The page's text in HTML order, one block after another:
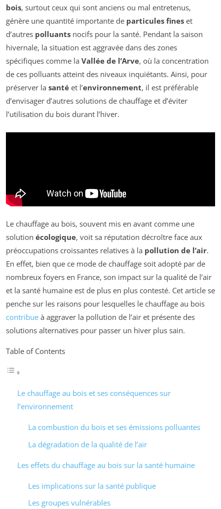
bois, surtout ceux qui sont anciens ou mal entretenus,
génère une quantité importante de particules fines et
d’autres polluants nocifs pour la santé. Pendant la saison
hivernale, la situation est aggravée dans des zones
spécifiques comme la Vallée de l’Arve, où la concentration
de ces polluants atteint des niveaux inquiétants. Ainsi, pour
préserver la santé et l’environnement, il est préférable
d’envisager d’autres solutions de chauffage et d’éviter
l’utilisation du bois durant l’hiver.
Le chauffage au bois, souvent mis en avant comme une
solution écologique, voit sa réputation décroître face aux
préoccupations croissantes relatives à la pollution de l’air.
En effet, bien que ce mode de chauffage soit adopté par de
nombreux foyers en France, son impact sur la qualité de l’air
et la santé humaine est de plus en plus contesté. Cet article se
penche sur les raisons pour lesquelles le chauffage au bois
contribue à aggraver la pollution de l’air et présente des
solutions alternatives pour passer un hiver plus sain.
Table of Contents
Le chauffage au bois et ses conséquences sur
l’environnement
La combustion du bois et ses émissions polluantes
La dégradation de la qualité de l’air
Les effets du chauffage au bois sur la santé humaine
Les implications sur la santé publique
Les groupes vulnérables